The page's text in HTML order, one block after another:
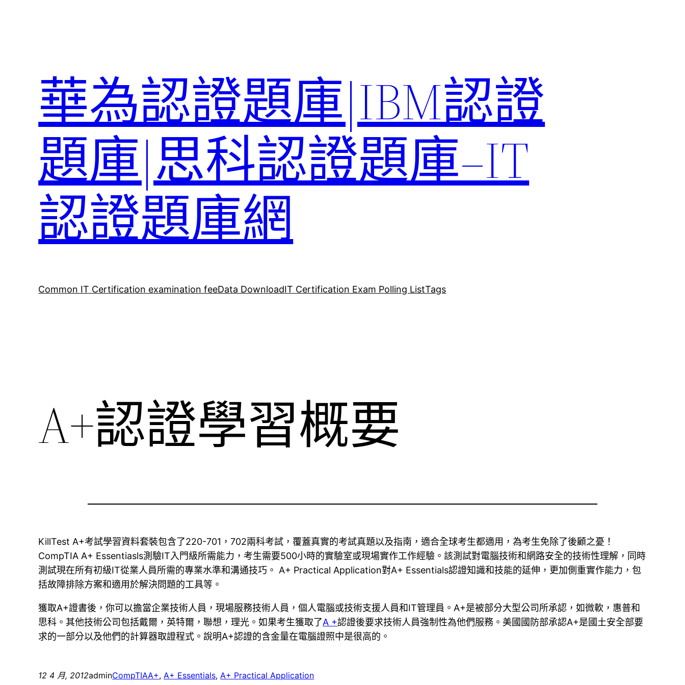
華為認證題庫|IBM認證
題庫|思科認證題庫–IT
認證題庫網
Common IT Certification examination feeData DownloadIT Certification Exam Polling ListTags
A+認證學習概要
KillTest A+考試學習資料套裝包含了220-701，702兩科考試，覆蓋真實的考試真題以及指南，適合全球考生都適用，為考生免除了後顧之憂！
CompTIA A+ Essentiasls測驗IT入門級所需能力，考生需要500小時的實驗室或現場實作工作經驗。該測試對電腦技術和網路安全的技術性理解，同時
測試現在所有初級IT從業人員所需的專業水準和溝通技巧。 A+ Practical Application對A+ Essentials認證知識和技能的延伸，更加側重實作能力，包
括故障排除方案和適用於解決問題的工具等。
獲取A+證書後，你可以擔當企業技術人員，現場服務技術人員，個人電腦或技術支援人員和IT管理員。A+是被部分大型公司所承認，如微軟，惠普和
思科。其他技術公司包括戴爾，英特爾，聯想，理光。如果考生獲取了A +認證後要求技術人員強制性為他們服務。美國國防部承認A+是國土安全部要
求的一部分以及他們的計算器取證程式。說明A+認證的含金量在電腦證照中是很高的。
12 4 月, 2012adminCompTIAA+, A+ Essentials, A+ Practical Application